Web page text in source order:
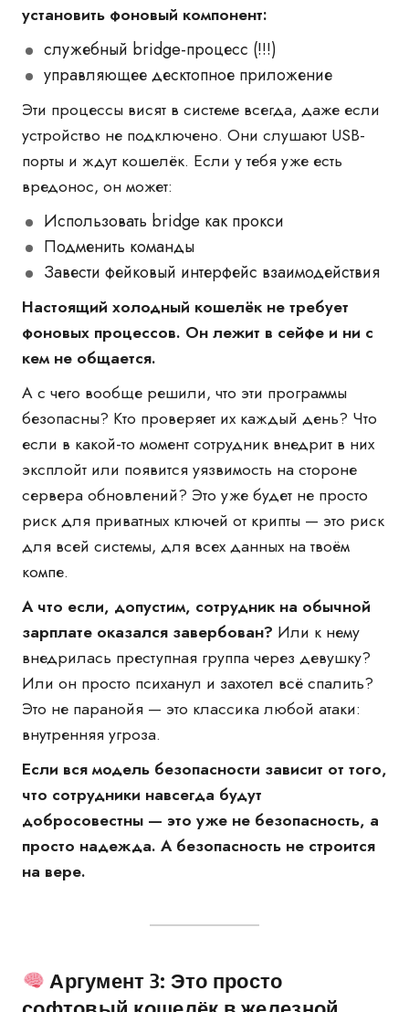
установить фоновый компонент:
служебный bridge-процесс (!!!)
управляющее десктопное приложение
Эти процессы висят в системе всегда, даже если
устройство не подключено. Они слушают USB-
порты и ждут кошелёк. Если у тебя уже есть
вредонос, он может:
Использовать bridge как прокси
Подменить команды
Завести фейковый интерфейс взаимодействия
Настоящий холодный кошелёк не требует
фоновых процессов. Он лежит в сейфе и ни с
кем не общается.
А с чего вообще решили, что эти программы
безопасны? Кто проверяет их каждый день? Что
если в какой-то момент сотрудник внедрит в них
эксплойт или появится уязвимость на стороне
сервера обновлений? Это уже будет не просто
риск для приватных ключей от крипты — это риск
для всей системы, для всех данных на твоём
компе.
А что если, допустим, сотрудник на обычной
зарплате оказался завербован? Или к нему
внедрилась преступная группа через девушку?
Или он просто психанул и захотел всё спалить?
Это не паранойя — это классика любой атаки:
внутренняя угроза.
Если вся модель безопасности зависит от того,
что сотрудники навсегда будут
добросовестны — это уже не безопасность, а
просто надежда. А безопасность не строится
на вере.
Аргумент 3: Это просто